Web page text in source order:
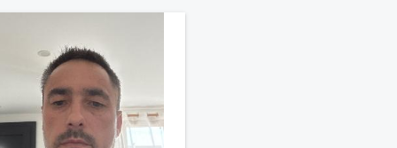
avec qui partager
expériences,
une relation sérieuse
sur la confiance, le
et la complicité. Si tu
les conversations